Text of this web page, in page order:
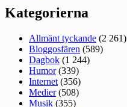
Kategorierna
Allmänt tyckande (2 261)
Bloggosfären (589)
Dagbok (1 244)
Humor(339)
Internet (356)
Medier(508)
Musik (355)